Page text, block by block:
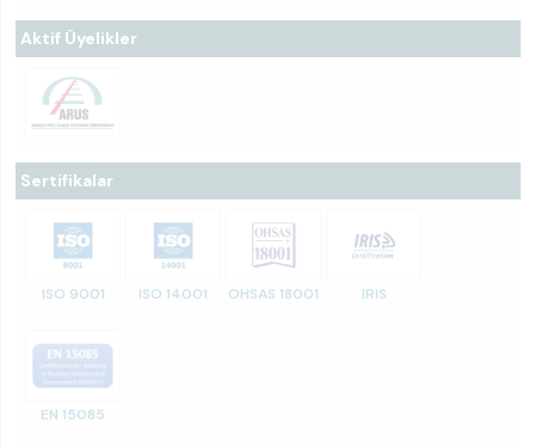
Aktif Üyelikler
Sertifikalar
ISO 9001 ISO 14001 OHSAS 18001 IRIS
EN 15085